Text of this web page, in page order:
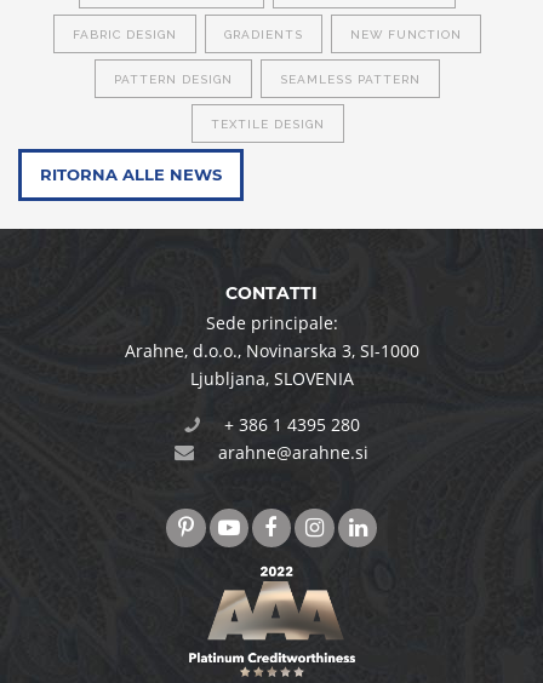
FABRIC DESIGN GRADIENTS NEW FUNCTION
PATTERN DESIGN SEAMLESS PATTERN
TEXTILE DESIGN
RITORNA ALLE NEWS
CONTATTI
Sede principale:
Arahne, d.o.o.,Novinarska 3,SI-1000
Ljubljana,SLOVENIA
+ 386 1 4395 280
arahne@arahne.si